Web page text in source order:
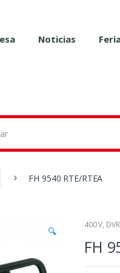
Noticias
FH 9540 RTE/RTEA
🔍
400 V, DVR
FH